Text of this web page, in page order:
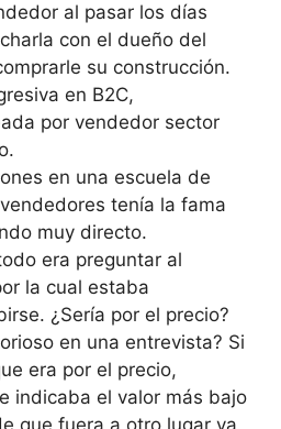
al pasar los días
con el dueño del
su construcción.
en B2C,
por vendedor sector
en una escuela de
tenía la fama
muy directo.
era preguntar al
la cual estaba
¿Sería por el precio?
en una entrevista? Si
era por el precio,
indicaba el valor más bajo